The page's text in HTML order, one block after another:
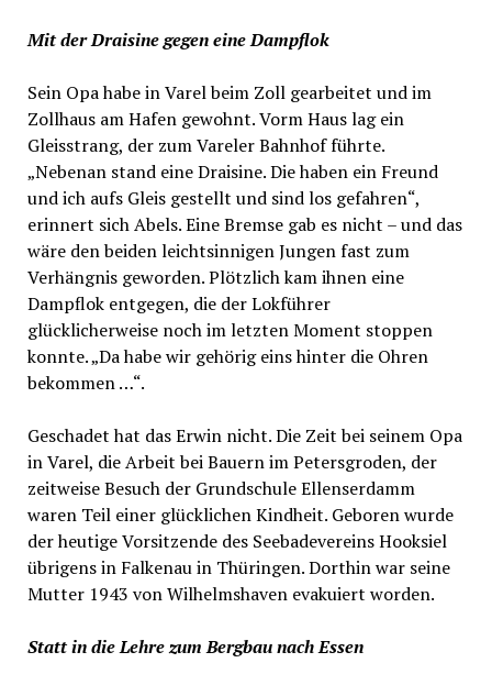
Mit der Draisine gegen eine Dampflok
Sein Opa habe in Varel beim Zoll gearbeitet und im
Zollhaus am Hafen gewohnt. Vorm Haus lag ein
Gleisstrang, der zum Vareler Bahnhof führte.
„Nebenan stand eine Draisine. Die haben ein Freund
und ich aufs Gleis gestellt und sind los gefahren“,
erinnert sich Abels. Eine Bremse gab es nicht – und das
wäre den beiden leichtsinnigen Jungen fast zum
Verhängnis geworden. Plötzlich kam ihnen eine
Dampflok entgegen, die der Lokführer
glücklicherweise noch im letzten Moment stoppen
konnte. „Da habe wir gehörig eins hinter die Ohren
bekommen …“.
Geschadet hat das Erwin nicht. Die Zeit bei seinem Opa
in Varel, die Arbeit bei Bauern im Petersgroden, der
zeitweise Besuch der Grundschule Ellenserdamm
waren Teil einer glücklichen Kindheit. Geboren wurde
der heutige Vorsitzende des Seebadevereins Hooksiel
übrigens in Falkenau in Thüringen. Dorthin war seine
Mutter 1943 von Wilhelmshaven evakuiert worden.
Statt in die Lehre zum Bergbau nach Essen